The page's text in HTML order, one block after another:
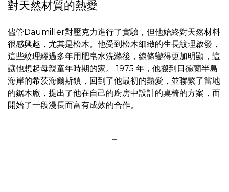
對天然材質的熱愛
儘管Daumiller對壓克力進行了實驗，但他始終對天然材料
很感興趣，尤其是松木。他受到松木細緻的生長紋理啟發，
這些紋理經過多年用肥皂水洗滌後，線條變得更加明顯，這
讓他想起母親童年時期的家。 1975 年，他搬到日德蘭半島
海岸的希茨海爾斯鎮，回到了他最初的熱愛，並聯繫了當地
的鋸木廠，提出了他在自己的廚房中設計的桌椅的方案，而
開始了一段漫長而富有成效的合作。